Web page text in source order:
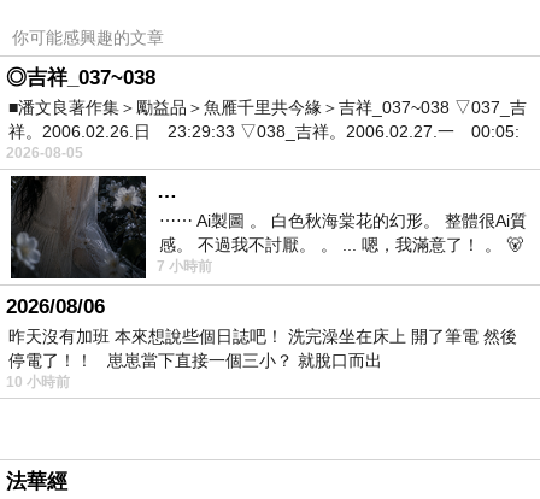
到，結果我考了109名，這對一直是第一名的我來說，是非
常大的打擊！雖然一樣順利進入蘭陽女中就讀，但這次的
粗心自傲，讓我一輩子受到很好的啟示！
二、
次註冊學費我只需要繳交
一名獎學金，這對家境貧寒的我來說，無疑是雪中送炭，
也是對清寒學生的一種鼓勵與肯定的方式！
三、 由於家境清寒，我問住隔壁的叔叔甚麼行業最
賺錢?叔叔回答：「妳長相可愛又會唱歌，去台北當舞女
最賺錢！既然只要跳跳舞、唱唱歌就可以賺很多錢」，我
便開心的向當時的導師韓美月請益，不料我卻被韓老師當
該怎麼辦
你可能感興趣的文章
◎吉祥_037~038
■潘文良著作集＞勵益品＞魚雁千里共今緣＞吉祥_037~038 ▽037_吉
祥。2006.02.26.日 23:29:33 ▽038_吉祥。2006.02.27.一 00:05:
2026-08-05
…
⋯⋯ Ai製圖 。 白色秋海棠花的幻形。 整體很Ai質
感。 不過我不討厭。 。 ... 嗯，我滿意了！ 。 🐻
昨中
7 小時前
2026/08/06
昨天沒有加班 本來想說些個日誌吧！ 洗完澡坐在床上 開了筆電 然後
停電了！！ 崽崽當下直接一個三小？ 就脫口而出
10 小時前
法華經